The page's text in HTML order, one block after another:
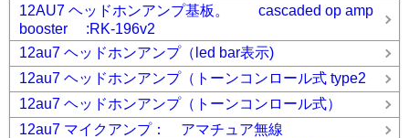
12AU7 ヘッドホンアンプ基板。 cascaded op amp
booster :RK-196v2
12au7 ヘッドホンアンプ（led bar表示)
12au7 ヘッドホンアンプ（トーンコンロール式 type2
12au7 ヘッドホンアンプ（トーンコンロール式）
12au7 マイクアンプ： アマチュア無線